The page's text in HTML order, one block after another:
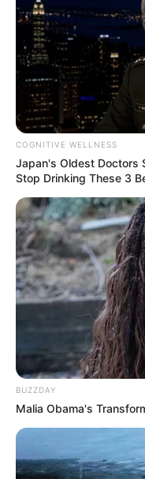
COGNITIVE WELLNESS
Japan's Oldest Doctors
Stop Drinking These 3
BUZZDAY
Malia Obama's